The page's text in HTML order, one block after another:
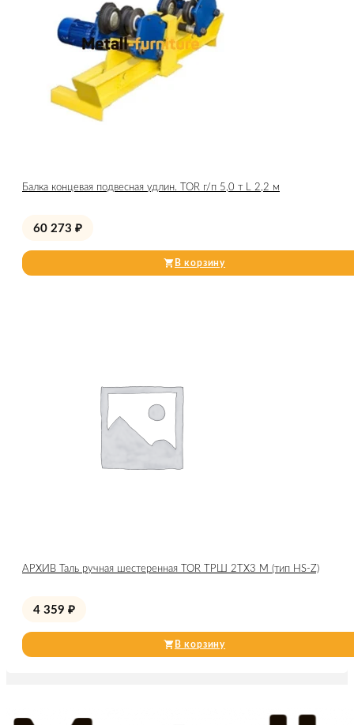
Балка концевая подвесная удлин. TOR г/п 5,0 т L 2,2 м
60 273 ₽
В корзину
АРХИВ Таль ручная шестеренная TOR ТРШ 2ТХ3 М (тип HS-Z)
4 359 ₽
В корзину